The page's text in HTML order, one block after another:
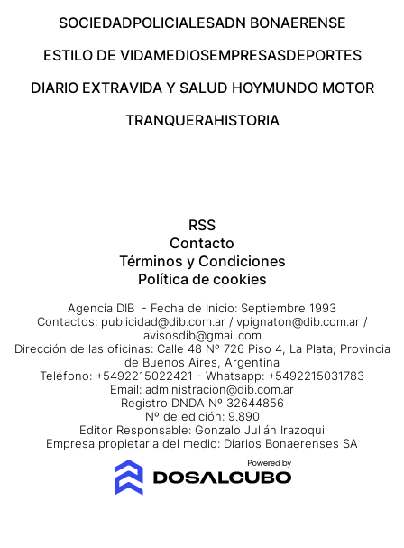
SOCIEDADPOLICIALESADN BONAERENSE
ESTILO DE VIDAMEDIOSEMPRESASDEPORTES
DIARIO EXTRAVIDA Y SALUD HOYMUNDO MOTOR
TRANQUERAHISTORIA
RSS
Contacto
Términos y Condiciones
Política de cookies
Agencia DIB - Fecha de Inicio: Septiembre 1993
Contactos: publicidad@dib.com.ar / vpignaton@dib.com.ar /
avisosdib@gmail.com
Dirección de las oficinas: Calle 48 Nº 726 Piso 4, La Plata; Provincia
de Buenos Aires, Argentina
Teléfono: +5492215022421 - Whatsapp: +5492215031783
Email: administracion@dib.com.ar
Registro DNDA Nº 32644856
Nº de edición: 9.890
Editor Responsable: Gonzalo Julián Irazoqui
Empresa propietaria del medio: Diarios Bonaerenses SA